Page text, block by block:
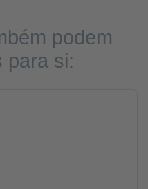
podem
para si: